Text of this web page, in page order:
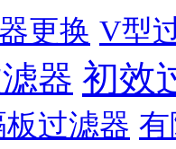
更换 V型
器 初效
过滤器